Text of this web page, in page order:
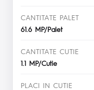
CANTITATE PALET
61.6 MP/Palet
CANTITATE CUTIE
1.1 MP/Cutie
PLACI IN CUTIE